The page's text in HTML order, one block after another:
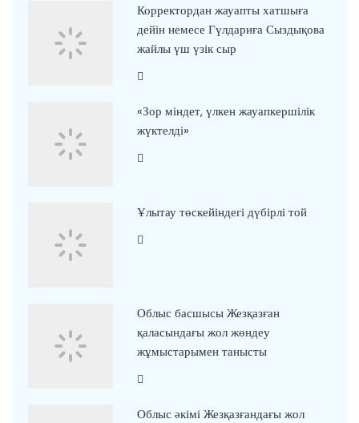
Корректордан жауапты хатшыға
дейін немесе Гүлдариға Сыздықова
жайлы үш үзік сыр
«Зор міндет, үлкен жауапкершілік
жүктелді»
Ұлытау төскейіндегі дүбірлі той
Облыс басшысы Жезқазған
қаласындағы жол жөндеу
жұмыстарымен танысты
Облыс әкімі Жезқазғандағы жол